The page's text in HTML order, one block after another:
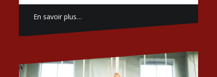
En savoir plus…